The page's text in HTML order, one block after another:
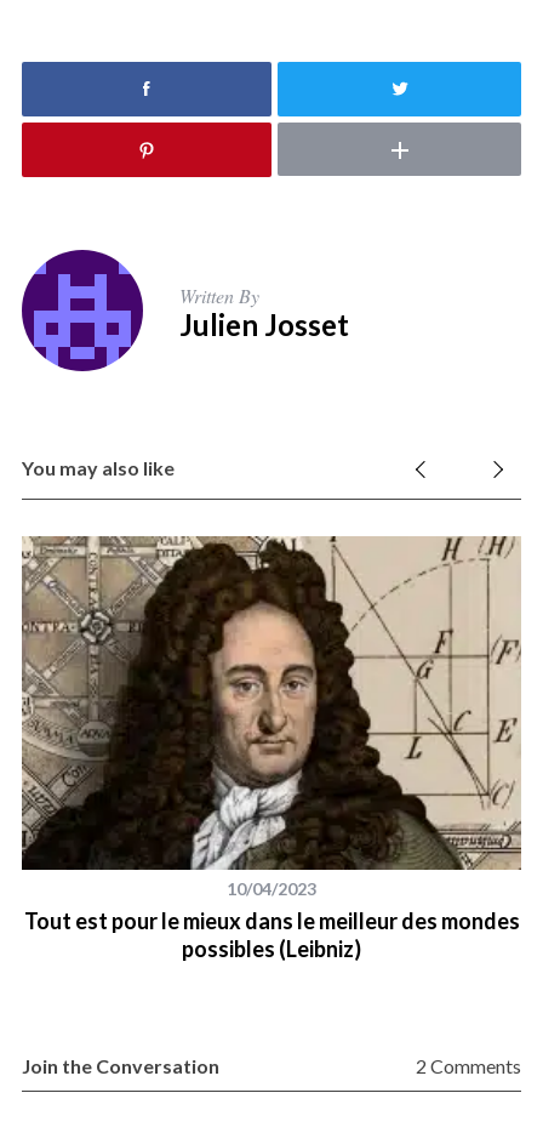
Written By
Julien Josset
You may also like
10/04/2023
Tout est pour le mieux dans le meilleur des mondes
possibles (Leibniz)
Join the Conversation 2 Comments